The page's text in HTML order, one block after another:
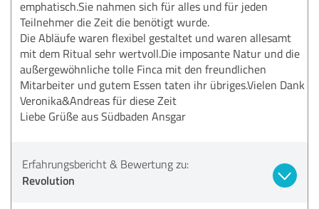
emphatisch.Sie nahmen sich für alles und für jeden
Teilnehmer die Zeit die benötigt wurde.
Die Abläufe waren flexibel gestaltet und waren allesamt
mit dem Ritual sehr wertvoll.Die imposante Natur und die
außergewöhnliche tolle Finca mit den freundlichen
Mitarbeiter und gutem Essen taten ihr übriges.Vielen Dank
Veronika&Andreas für diese Zeit
Liebe Grüße aus Südbaden Ansgar
Erfahrungsbericht & Bewertung zu:
Revolution